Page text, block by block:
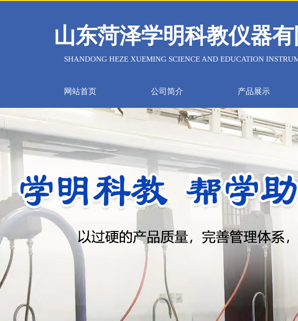
山东菏泽学明科教仪器有
SHANDONG HEZE XUEMING SCIENCE AND EDUCATION
网站首页 公司简介 产品展示